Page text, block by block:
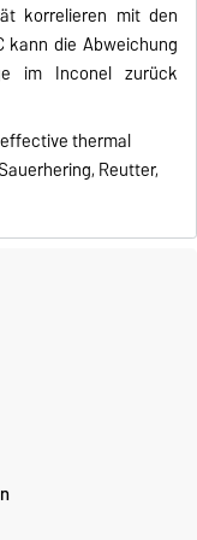
korrelieren mit den
kann die Abweichung
im Inconel zurück
thermal
Reutter,